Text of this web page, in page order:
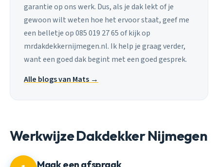
garantie op ons werk. Dus, als je dak lekt of je
gewoon wilt weten hoe het ervoor staat, geef me
een belletje op 085 019 27 65 of kijk op
mrdakdekkernijmegen.nl. Ik help je graag verder,
want een goed dak begint met een goed gesprek.
Alle blogs van Mats →
Werkwijze Dakdekker Nijmegen
Maak een afspraak